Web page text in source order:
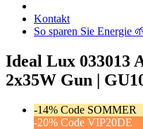
Kontakt
So sparen Sie Energie
Ideal Lux 033013
2x35W Gun |
-14% Code SOMMER
-20% Code VIP20DE